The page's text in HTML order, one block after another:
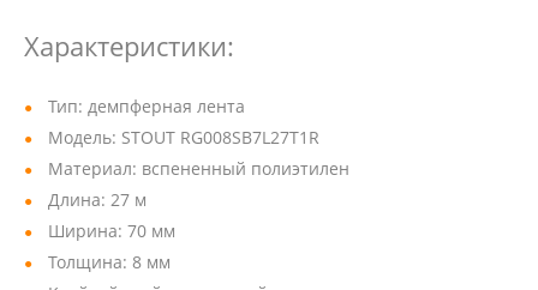
Характеристики:
Тип: демпферная лента
Модель: STOUT RG008SB7L27T1R
Материал: вспененный полиэтилен
Длина: 27 м
Ширина: 70 мм
Толщина: 8 мм